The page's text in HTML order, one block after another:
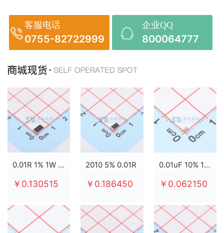
客服电话
0755-82722999
企业QQ
800064777
0.01R 1% 1W 2512
￥0.130515
2010 5% 0.01R
￥0.186450
0.01uF 10% 100V X7R 0603
￥0.062150